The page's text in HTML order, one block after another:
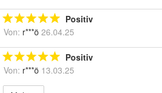
Positiv
Von: r***ö 26.04.25
Positiv
Von: r***ö 13.03.25